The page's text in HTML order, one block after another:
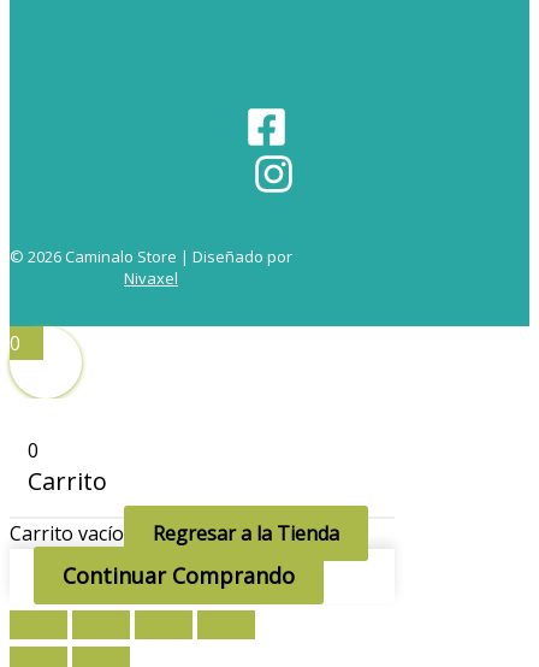
© 2026 Caminalo Store | Diseñado por
Nivaxel
0
0
Carrito
Carrito vacío Regresar a la Tienda
Continuar Comprando